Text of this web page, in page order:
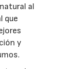
al
que
y